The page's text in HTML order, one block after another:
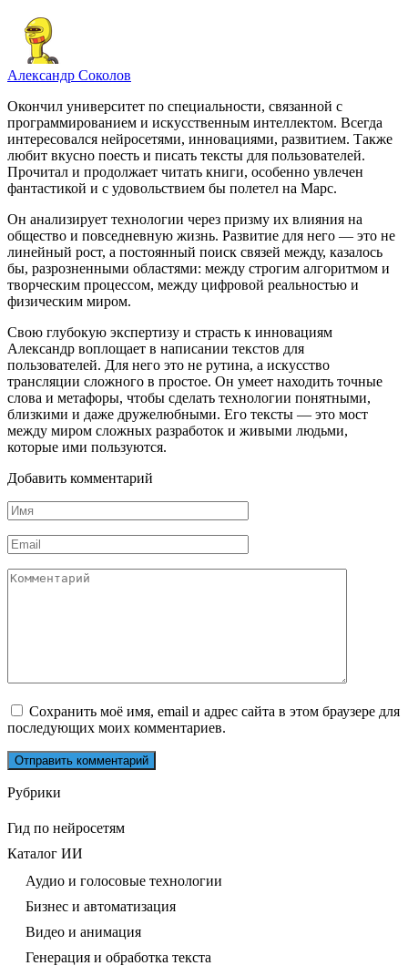
Александр Соколов
Окончил университет по специальности, связанной с
программированием и искусственным интеллектом. Всегда
интересовался нейросетями, инновациями, развитием. Также
любит вкусно поесть и писать тексты для пользователей.
Прочитал и продолжает читать книги, особенно увлечен
фантастикой и с удовольствием бы полетел на Марс.
Он анализирует технологии через призму их влияния на
общество и повседневную жизнь. Развитие для него — это не
линейный рост, а постоянный поиск связей между, казалось
бы, разрозненными областями: между строгим алгоритмом и
творческим процессом, между цифровой реальностью и
физическим миром.
Свою глубокую экспертизу и страсть к инновациям
Александр воплощает в написании текстов для
пользователей. Для него это не рутина, а искусство
трансляции сложного в простое. Он умеет находить точные
слова и метафоры, чтобы сделать технологии понятными,
близкими и даже дружелюбными. Его тексты — это мост
между миром сложных разработок и живыми людьми,
которые ими пользуются.
Добавить комментарий
Имя
*
Email
*
Комментарий
Сохранить моё имя, email и адрес сайта в этом браузере для
последующих моих комментариев.
Рубрики
Гид по нейросетям
Каталог ИИ
Аудио и голосовые технологии
Бизнес и автоматизация
Видео и анимация
Генерация и обработка текста